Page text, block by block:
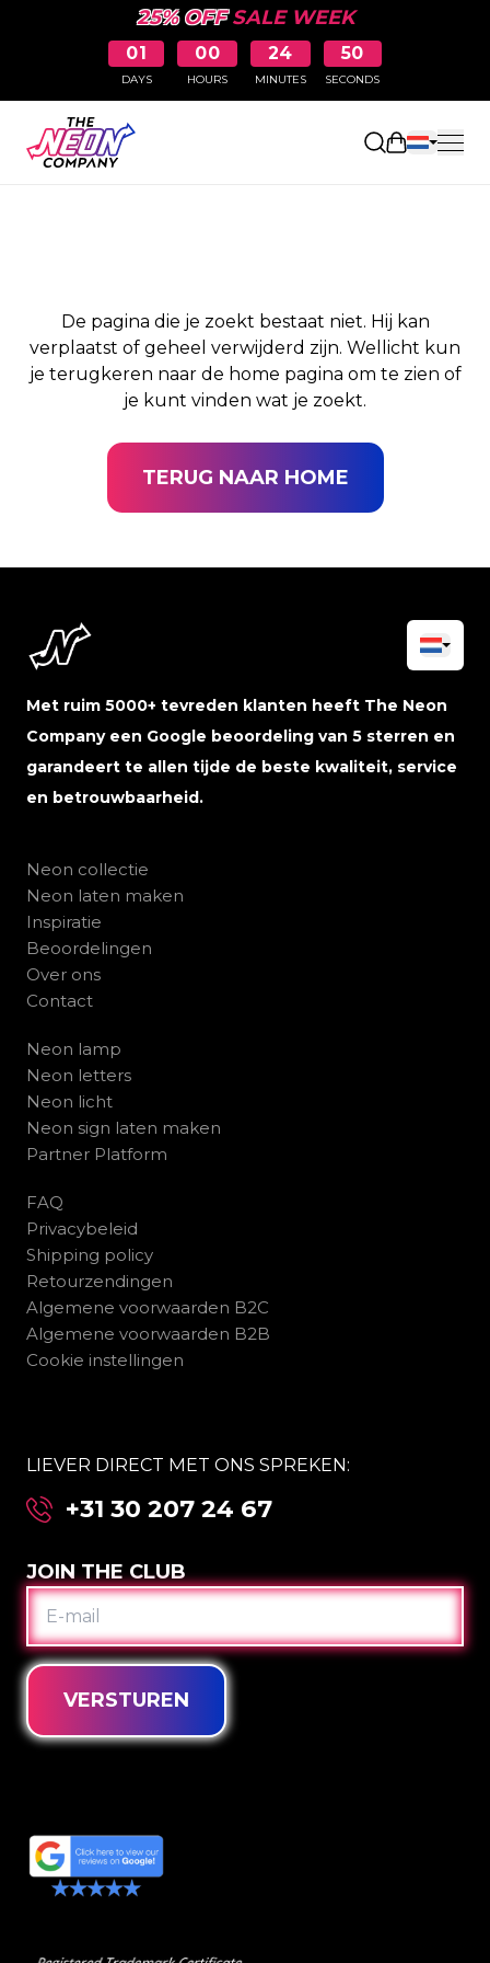
25% OFFSALE WEEK
01
DAYS
00
HOURS
24
MINUTES
50
SECONDS
PAGINA NIET
De pagina die je zoekt bestaat niet. Hij kan
verplaatst of geheel verwijderd zijn. Wellicht kun
je terugkeren naar de home pagina om te zien of
je kunt vinden wat je zoekt.
TERUG NAAR HOME
Met ruim 5000+ tevreden klanten heeft The Neon
Company een Google beoordeling van 5 sterren en
garandeert te allen tijde de beste kwaliteit, service
en betrouwbaarheid.
Neon collectie
Neon laten maken
Inspiratie
Beoordelingen
Over ons
Contact
Neon lamp
Neon letters
Neon licht
Neon sign laten maken
Partner Platform
FAQ
Privacybeleid
Shipping policy
Retourzendingen
Algemene voorwaarden B2C
Algemene voorwaarden B2B
Cookie instellingen
LIEVER DIRECT MET ONS SPREKEN:
+31 30 207 24 67
JOIN THE CLUB
E-
MAIL
VERSTUREN